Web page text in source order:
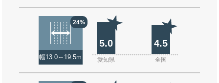
24%
幅13.0～19.5m
5.0 4.5
愛知県 全国